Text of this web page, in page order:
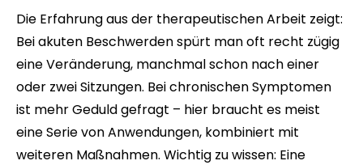
Die Erfahrung aus der therapeutischen Arbeit zeigt:
Bei akuten Beschwerden spürt man oft recht zügig
eine Veränderung, manchmal schon nach einer
oder zwei Sitzungen. Bei chronischen Symptomen
ist mehr Geduld gefragt – hier braucht es meist
eine Serie von Anwendungen, kombiniert mit
weiteren Maßnahmen. Wichtig zu wissen: Eine